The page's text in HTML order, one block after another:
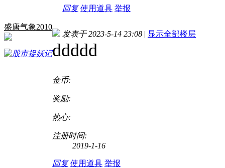
回复 使用道具 举报
盛唐气象2010
发表于 2023-5-14 23:08 | 显示全部楼层
ddddd
金币:
奖励:
热心:
注册时间:
2019-1-16
回复 使用道具 举报